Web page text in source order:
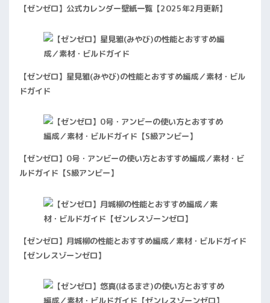
【ゼンゼロ】公式カレンダー壁紙一覧【2025年2月更新】
【ゼンゼロ】星見雅(みやび)の性能とおすすめ編成／素材・ビル
ドガイド
【ゼンゼロ】0号・アンビーの使い方とおすすめ編成／素材・ビ
ルドガイド【S級アンビー】
【ゼンゼロ】月城柳の性能とおすすめ編成／素材・ビルドガイド
【ゼンレスゾーンゼロ】